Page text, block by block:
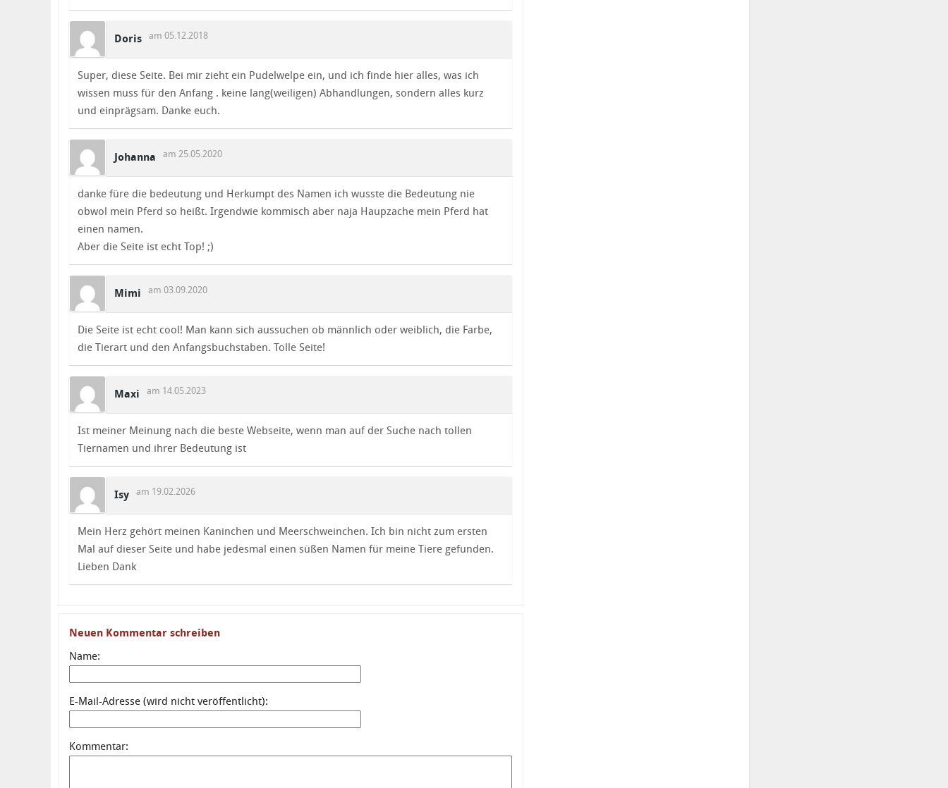
Doris am 05.12.2018
Super, diese Seite. Bei mir zieht ein Pudelwelpe ein, und ich finde hier alles, was ich
wissen muss für den Anfang . keine lang(weiligen) Abhandlungen, sondern alles kurz
und einprägsam. Danke euch.
Johanna am 25.05.2020
danke füre die bedeutung und Herkumpt des Namen ich wusste die Bedeutung nie
obwol mein Pferd so heißt. Irgendwie kommisch aber naja Haupzache mein Pferd hat
einen namen.
Aber die Seite ist echt Top! ;)
Mimi am 03.09.2020
Die Seite ist echt cool! Man kann sich aussuchen ob männlich oder weiblich, die Farbe,
die Tierart und den Anfangsbuchstaben. Tolle Seite!
Maxi am 14.05.2023
Ist meiner Meinung nach die beste Webseite, wenn man auf der Suche nach tollen
Tiernamen und ihrer Bedeutung ist
Isy am 19.02.2026
Mein Herz gehört meinen Kaninchen und Meerschweinchen. Ich bin nicht zum ersten
Mal auf dieser Seite und habe jedesmal einen süßen Namen für meine Tiere gefunden.
Lieben Dank
Neuen Kommentar schreiben
Name:
E-Mail-Adresse (wird nicht veröffentlicht):
Kommentar: